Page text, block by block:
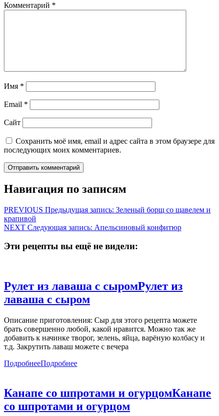
Комментарий *
Имя *
Email *
Сайт
Сохранить моё имя, email и адрес сайта в этом браузере для
последующих моих комментариев.
Навигация по записям
PREVIOUS Предыдущая запись: Зеленый борщ со щавелем и
крапивой
NEXT Следующая запись: Апельсиновый конфитюр
Эти рецепты вы ещё не видели:
Рулет из лаваша с сыромРулет из
лаваша с сыром
Описание приготовления: Сыр для этого рецепта можете
брать совершенно любой, какой нравится. Можно так же
добавить к начинке творог, зелень, яйца, варёную колбасу и
т.д. Закрутить лаваш можете с вечера
ПодробнееПодробнее
Канапе со шпротами и огурцомКанапе
со шпротами и огурцом